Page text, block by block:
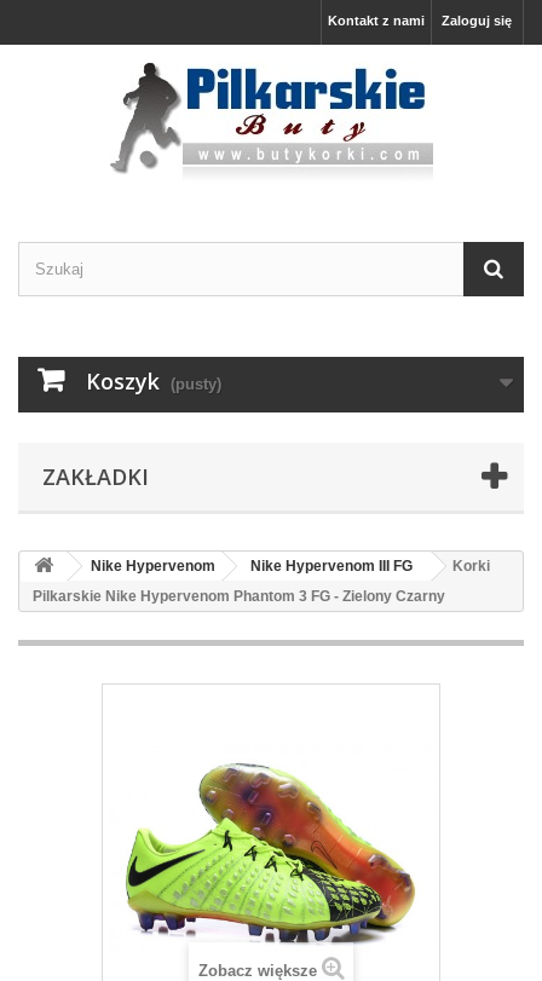
Zaloguj się
Kontakt z nami
Koszyk (pusty)
ZAKŁADKI
Nike Hypervenom Nike Hypervenom III FG
Korki
Pilkarskie Nike Hypervenom Phantom 3 FG - Zielony Czarny
Zobacz większe